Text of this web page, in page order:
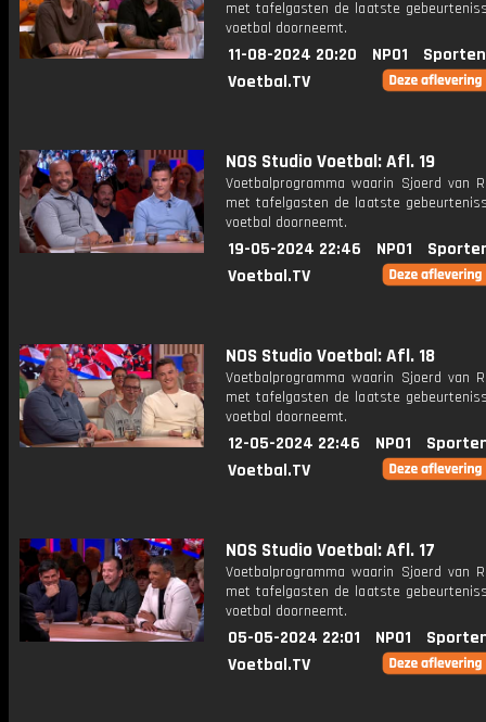
met tafelgasten de laatste
voetbal doorneemt.
11-08-2024 20:20 NPO1
Voetbal.TV
NOS Studio Voetbal: Afl. 19
Voetbalprogramma waarin Sjoerd van
met tafelgasten de laatste
voetbal doorneemt.
19-05-2024 22:46 NPO1
Voetbal.TV
NOS Studio Voetbal: Afl. 18
Voetbalprogramma waarin Sjoerd van
met tafelgasten de laatste
voetbal doorneemt.
12-05-2024 22:46 NPO1
Voetbal.TV
NOS Studio Voetbal: Afl. 17
Voetbalprogramma waarin Sjoerd van
met tafelgasten de laatste
voetbal doorneemt.
05-05-2024 22:01 NPO1
Voetbal.TV